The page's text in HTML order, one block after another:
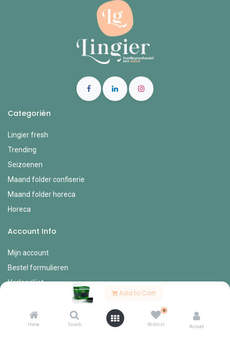
Add to Cart
Home Search
0
Wishlist Account
Categoriën
Lingier fresh
Trending
Seizoenen
Maand folder confiserie
Maand folder horeca
Horeca
Account Info
Mijn account
Bestel formulieren
Verlanglijst
Mijn profiel